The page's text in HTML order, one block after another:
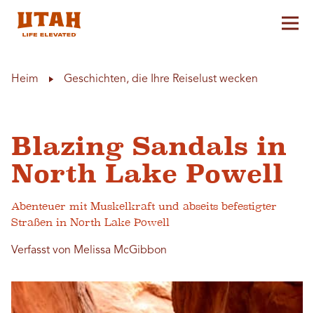
Heim Geschichten, die Ihre Reiselust wecken
Blazing Sandals in
North Lake Powell
Abenteuer mit Muskelkraft und abseits befestigter
Straßen in North Lake Powell
Verfasst von Melissa McGibbon